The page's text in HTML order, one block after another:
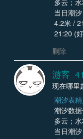
当日潮
4.2米 /
21:20 (
删除
游客
现在哪里
潮汐表
潮汐数
多云；
当日潮